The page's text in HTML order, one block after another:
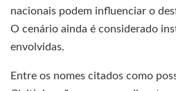
nacionais podem influenciar o
O cenário ainda é considerado
envolvidas.
Entre os nomes citados como